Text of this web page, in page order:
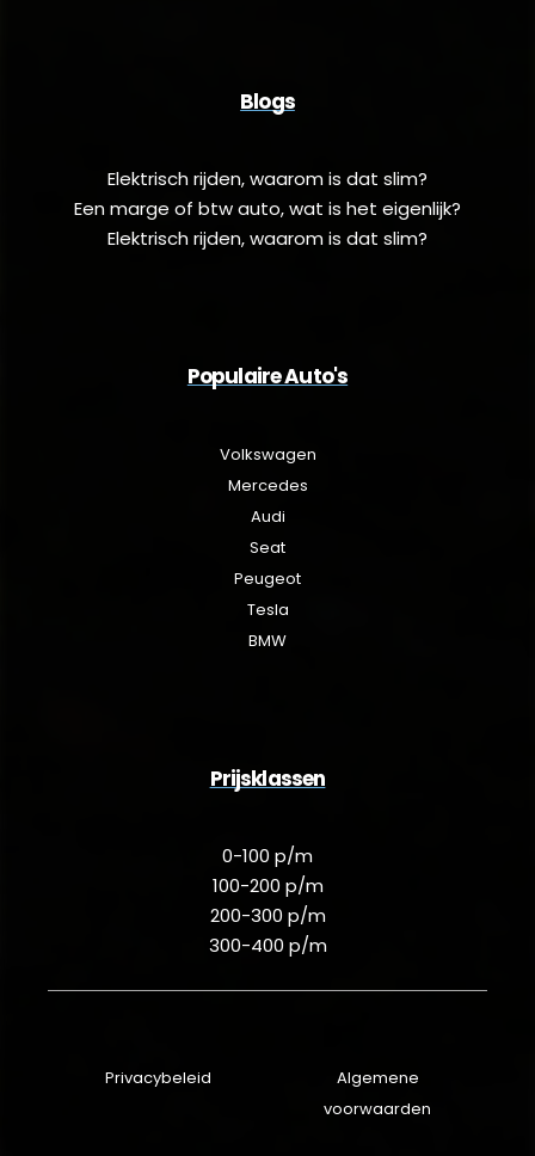
Blogs
Elektrisch rijden, waarom is dat slim?
Een marge of btw auto, wat is het eigenlijk?
Elektrisch rijden, waarom is dat slim?
Populaire Auto's
Volkswagen
Mercedes
Audi
Seat
Peugeot
Tesla
BMW
Prijsklassen
0-100 p/m
100-200 p/m
200-300 p/m
300-400 p/m
Privacybeleid
Algemene
voorwaarden